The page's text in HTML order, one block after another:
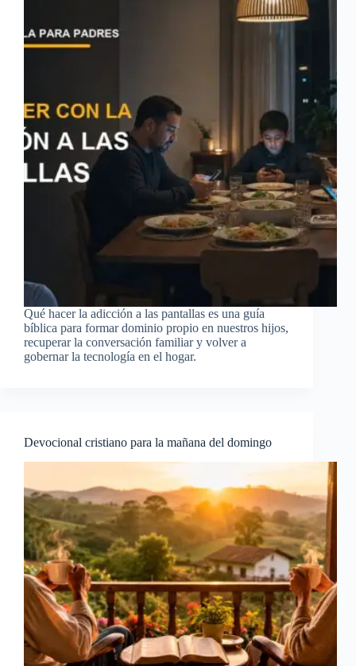
Qué hacer la adicción a las pantallas es una guía
bíblica para formar dominio propio en nuestros hijos,
recuperar la conversación familiar y volver a
gobernar la tecnología en el hogar.
Devocional cristiano para la mañana del domingo